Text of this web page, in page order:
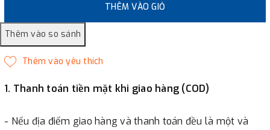
THÊM VÀO GIỎ
1. Thanh toán tiền mặt khi giao hàng (COD)
- Nếu địa điểm giao hàng và thanh toán đều là một và